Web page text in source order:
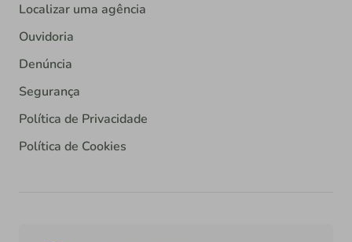
Localizar uma agência
Ouvidoria
Denúncia
Segurança
Política de Privacidade
Política de Cookies